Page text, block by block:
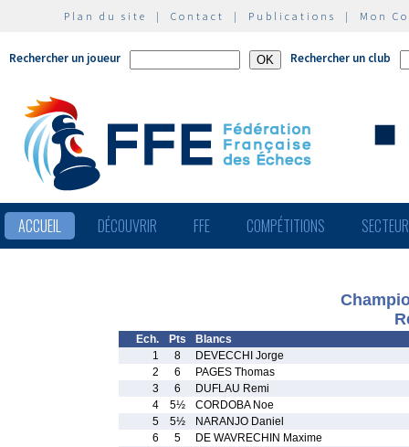
Plan du site | Contact | Publications | Mon
Rechercher un joueur Rechercher un club
ACCUEIL DÉCOUVRIR FFE COMPÉTITIONS
Ech. Pts
Blancs
1
8
DEVECCHI Jorge
2
6
PAGES Thomas
3
6
DUFLAU Remi
4
5½
CORDOBA Noe
5
5½
NARANJO Daniel
6
5
DE WAVRECHIN Maxime